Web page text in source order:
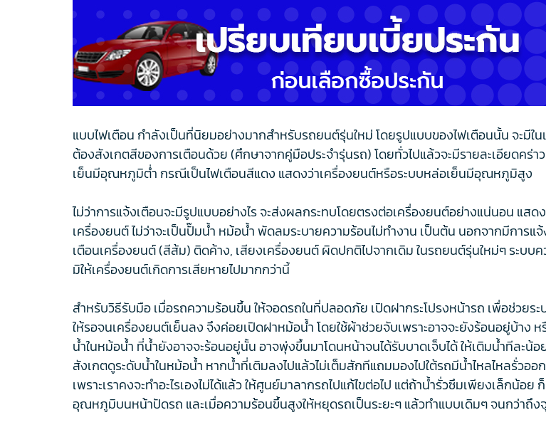
แบบไฟเตือน กำลังเป็นที่นิยมอย่างมากสำหรับรถยนต์รุ่นใหม่ โดยรูปแบบของไฟเตือนนั้น จะมีใ
ต้องสังเกตสีของการเตือนด้วย (ศึกษาจากคู่มือประจำรุ่นรถ) โดยทั่วไปแล้วจะมีรายละเอียดค
เย็นมีอุณหภูมิต่ำ กรณีเป็นไฟเตือนสีแดง แสดงว่าเครื่องยนต์หรือระบบหล่อเย็นมีอุณหภูมิสูง
ไม่ว่าการแจ้งเตือนจะมีรูปแบบอย่างไร จะส่งผลกระทบโดยตรงต่อเครื่องยนต์อย่างแน่นอน แส
เครื่องยนต์ ไม่ว่าจะเป็นปั๊มน้ำ หม้อน้ำ พัดลมระบายความร้อนไม่ทำงาน เป็นต้น นอกจากมีการ
เตือนเครื่องยนต์ (สีส้ม) ติดค้าง, เสียงเครื่องยนต์ ผิดปกติไปจากเดิม ในรถยนต์รุ่นใหม่ๆ ระบ
มิให้เครื่องยนต์เกิดการเสียหายไปมากกว่านี้
สำหรับวิธีรับมือ เมื่อรถความร้อนขึ้น ให้จอดรถในที่ปลอดภัย เปิดฝากระโปรงหน้ารถ เพื่อช่วยร
ให้รอจนเครื่องยนต์เย็นลง จึงค่อยเปิดฝาหม้อน้ำ โดยใช้ผ้าช่วยจับเพราะอาจจะยังร้อนอยู่บ้าง
น้ำในหม้อน้ำ ที่น้ำยังอาจจะร้อนอยู่นั้น อาจพุ่งขึ้นมาโดนหน้าจนได้รับบาดเจ็บได้ ให้เติมน้ำทีละน้
สังเกตดูระดับน้ำในหม้อน้ำ หากน้ำที่เติมลงไปแล้วไม่เต็มสักทีแถมมองไปใต้รถมีน้ำไหลไหลรั่ว
เพราะเราคงจะทำอะไรเองไม่ได้แล้ว ให้ศูนย์มาลากรถไปแก้ไขต่อไป แต่ถ้าน้ำรั่วซึมเพียงเล็กน้
อุณหภูมิบนหน้าปัดรถ และเมื่อความร้อนขึ้นสูงให้หยุดรถเป็นระยะๆ แล้วทำแบบเดิมๆ จนกว่าถึ